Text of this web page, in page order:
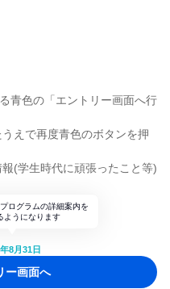
青色の「エントリー画面へ行
えで再度青色のボタンを押
(学生時代に頑張ったこと等)
ログラムの詳細案内を
ようになります
8月31日
ー画面へ